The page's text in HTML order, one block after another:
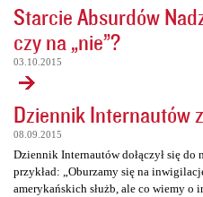
Starcie Absurdów
czy na „nie”?
03.10.2015
Dziennik Internautów
08.09.2015
Dziennik Internautów dołączył się do
przykład: „Oburzamy się na
amerykańskich służb, ale co wiemy